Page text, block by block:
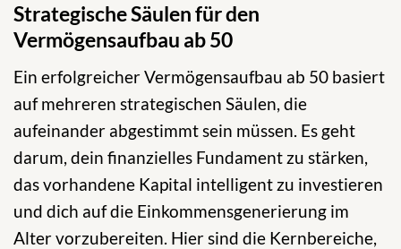
Strategische Säulen für den
Vermögensaufbau ab 50
Ein erfolgreicher Vermögensaufbau ab 50 basiert
auf mehreren strategischen Säulen, die
aufeinander abgestimmt sein müssen. Es geht
darum, dein finanzielles Fundament zu stärken,
das vorhandene Kapital intelligent zu investieren
und dich auf die Einkommensgenerierung im
Alter vorzubereiten. Hier sind die Kernbereiche,